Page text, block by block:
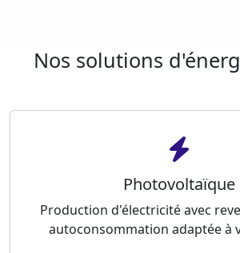
Nos solutions
Photovoltaïque
Production d'électricité avec
autoconsommation adaptée à